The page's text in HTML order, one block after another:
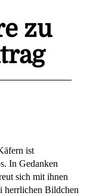
zu
ist
In Gedanken
sich mit ihnen
herrlichen Bildchen